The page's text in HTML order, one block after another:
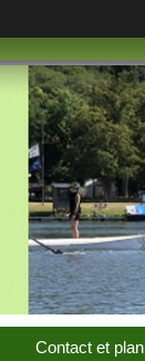
Contact et plan